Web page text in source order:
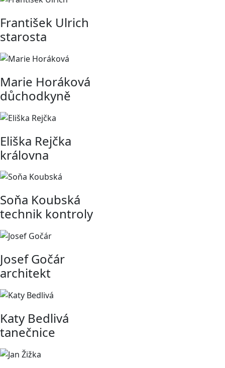
František Ulrich
starosta
Marie Horáková
důchodkyně
Eliška Rejčka
královna
Soňa Koubská
technik kontroly
Josef Gočár
architekt
Katy Bedlivá
tanečnice